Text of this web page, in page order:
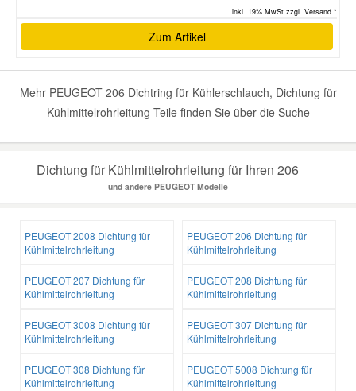
inkl. 19% MwSt.zzgl. Versand *
Zum Artikel
Mehr PEUGEOT 206 Dichtring für Kühlerschlauch, Dichtung für
Kühlmittelrohrleitung Teile finden Sie über die Suche
Dichtung für Kühlmittelrohrleitung für Ihren 206
und andere PEUGEOT Modelle
PEUGEOT 2008 Dichtung für
Kühlmittelrohrleitung
PEUGEOT 206 Dichtung für
Kühlmittelrohrleitung
PEUGEOT 207 Dichtung für
Kühlmittelrohrleitung
PEUGEOT 208 Dichtung für
Kühlmittelrohrleitung
PEUGEOT 3008 Dichtung für
Kühlmittelrohrleitung
PEUGEOT 307 Dichtung für
Kühlmittelrohrleitung
PEUGEOT 308 Dichtung für
Kühlmittelrohrleitung
PEUGEOT 5008 Dichtung für
Kühlmittelrohrleitung